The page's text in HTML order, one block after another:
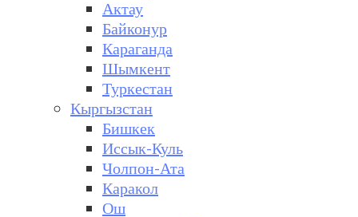
Актау
Байконур
Караганда
Шымкент
Туркестан
Кыргызстан
Бишкек
Иссык-Куль
Чолпон-Ата
Каракол
Ош